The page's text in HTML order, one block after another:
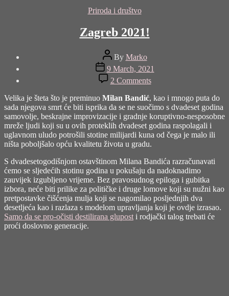
Categories
Priroda i društvo
Zagreb 2021!
Post
author
By Marko
Post
date
9 March, 2021
2 Commentson
Zagreb
2021!
Velika je šteta što je preminuo Milan Bandić, kao i mnogo puta do
sada njegova smrt će biti isprika da se ne suočimo s dvadeset godina
samovolje, beskrajne improvizacije i gradnje koruptivno-nesposobne
mreže ljudi koji su u ovih proteklih dvadeset godina raspolagali i
uglavnom uludo potrošili stotine milijardi kuna od čega je malo ili
ništa poboljšalo opću kvalitetu života u gradu.
S dvadesetogodišnjom ostavštinom Milana Bandića razračunavati
ćemo se sljedećih stotinu godina u pokušaju da nadoknadimo
zauvijek izgubljeno vrijeme. Bez pravosudnog epiloga i gubitka
izbora, neće biti prilike za političke i druge lomove koji su nužni kao
pretpostavke čišćenja mulja koji se nagomilao posljednjih dva
desetljeća kao i razlaza s modelom upravljanja koji je ovdje izrasao.
Samo da se pro-očisti destilirana glupost i rodjački talog trebati će
proći doslovno generacije.